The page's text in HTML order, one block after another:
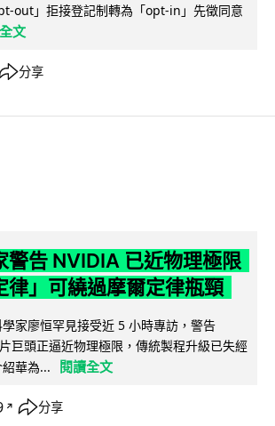
out」拒接登記制轉為「opt-in」先徵同意
文
分享
警告 NVIDIA 已近物理極限
律」可繞過摩爾定律瓶頸
家廖恒罕見接受近 5 小時專訪，警告
巨頭正逼近物理極限，傳統製程升級已失經
華為...
閱讀全文
↗ 分享